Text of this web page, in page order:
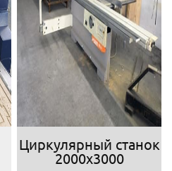
Циркулярный станок
2000х3000